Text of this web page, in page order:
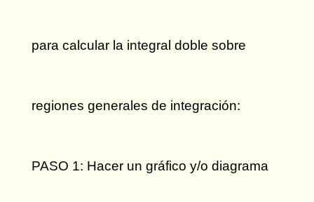
para calcular la integral doble sobre
regiones generales de integración:
PASO 1: Hacer un gráfico y/o diagrama